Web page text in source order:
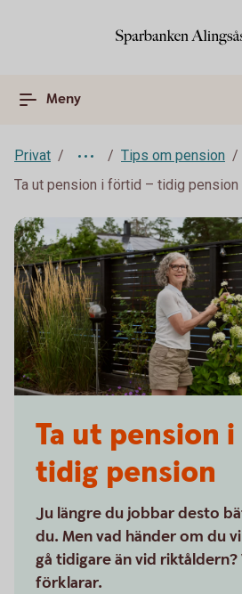
Meny
Privat
Tips om pension
Ta ut pension i förtid – tidig pension
Ta ut pension
tidig pension
Ju längre du jobbar desto
du. Men vad händer om du
gå tidigare än vid
förklarar.